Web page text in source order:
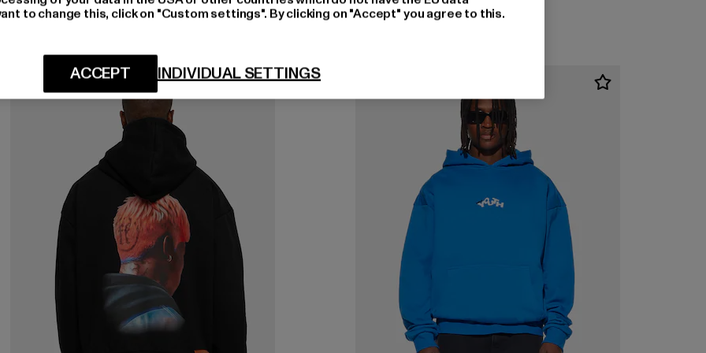
to change this, click on "Custom settings". By clicking on "Accept" you agree to this.
INDIVIDUAL SETTINGS
ACCEPT